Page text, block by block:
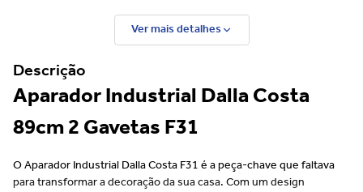
Ver mais detalhes
Descrição
Aparador Industrial Dalla Costa
89cm 2 Gavetas F31
O Aparador Industrial Dalla Costa F31 é a peça-chave que faltava
para transformar a decoração da sua casa. Com um design